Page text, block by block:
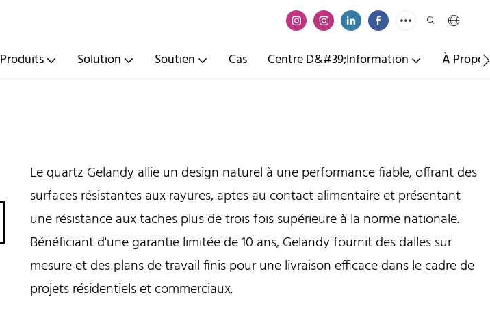
Produits Solution Soutien Cas Centre D&#39;information À
Le quartz Gelandy allie un design naturel à une performance fiable, offrant des
surfaces résistantes aux rayures, aptes au contact alimentaire et présentant
une résistance aux taches plus de trois fois supérieure à la norme nationale.
Bénéficiant d'une garantie limitée de 10 ans, Gelandy fournit des dalles sur
mesure et des plans de travail finis pour une livraison efficace dans le cadre de
projets résidentiels et commerciaux.